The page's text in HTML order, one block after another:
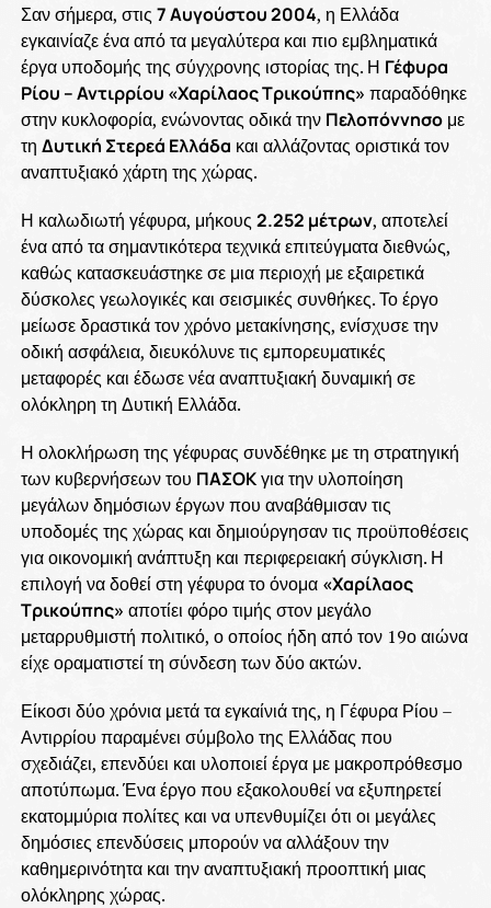
Σαν σήμερα, στις 7 Αυγούστου 2004, η Ελλάδα
εγκαινίαζε ένα από τα μεγαλύτερα και πιο εμβληματικά
έργα υποδομής της σύγχρονης ιστορίας της. Η Γέφυρα
Ρίου – Αντιρρίου «Χαρίλαος Τρικούπης» παραδόθηκε
στην κυκλοφορία, ενώνοντας οδικά την Πελοπόννησομε
τη Δυτική Στερεά Ελλάδα και αλλάζοντας οριστικά τον
αναπτυξιακό χάρτη της χώρας.
Η καλωδιωτή γέφυρα, μήκους 2.252 μέτρων, αποτελεί
ένα από τα σημαντικότερα τεχνικά επιτεύγματα διεθνώς,
καθώς κατασκευάστηκε σε μια περιοχή με εξαιρετικά
δύσκολες γεωλογικές και σεισμικές συνθήκες. Το έργο
μείωσε δραστικά τον χρόνο μετακίνησης, ενίσχυσε την
οδική ασφάλεια, διευκόλυνε τις εμπορευματικές
μεταφορές και έδωσε νέα αναπτυξιακή δυναμική σε
ολόκληρη τη Δυτική Ελλάδα.
Η ολοκλήρωση της γέφυρας συνδέθηκε με τη στρατηγική
των κυβερνήσεων του ΠΑΣΟΚγια την υλοποίηση
μεγάλων δημόσιων έργων που αναβάθμισαν τις
υποδομές της χώρας και δημιούργησαν τις προϋποθέσεις
για οικονομική ανάπτυξη και περιφερειακή σύγκλιση. Η
επιλογή να δοθεί στη γέφυρα το όνομα «Χαρίλαος
Τρικούπης» αποτίει φόρο τιμής στον μεγάλο
μεταρρυθμιστή πολιτικό, ο οποίος ήδη από τον 19ο αιώνα
είχε οραματιστεί τη σύνδεση των δύο ακτών.
Είκοσι δύο χρόνια μετά τα εγκαίνιά της, η Γέφυρα Ρίου –
Αντιρρίου παραμένει σύμβολο της Ελλάδας που
σχεδιάζει, επενδύει και υλοποιεί έργα με μακροπρόθεσμο
αποτύπωμα. Ένα έργο που εξακολουθεί να εξυπηρετεί
εκατομμύρια πολίτες και να υπενθυμίζει ότι οι μεγάλες
δημόσιες επενδύσεις μπορούν να αλλάξουν την
καθημερινότητα και την αναπτυξιακή προοπτική μιας
ολόκληρης χώρας.